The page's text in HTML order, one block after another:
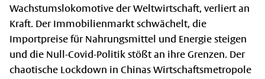
Wachstumslokomotive der Weltwirtschaft, verliert an
Kraft. Der Immobilienmarkt schwächelt, die
Import­preise für Nahrungsmittel und Energie steigen
und die Null-Covid-Politik stößt an ihre Grenzen. Der
chaotische Lockdown in Chinas Wirtschaftsmetropole